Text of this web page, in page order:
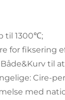
til 1300℃;
for fiksering
til
Cire-
med